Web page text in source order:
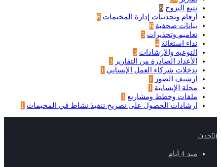
تتبع النزوح 8
أرقام وتحديثات إدارة المخيمات 6
بيانات صحفية 6
تعاميم وتحذيرات 5
نداء استغاثة 4
التوعية والأرشادات 3
الأعداد الصادرة من التقارير 3
تدخلات شركاء العمل الإنساني 1
ارشيف الصور
1
مجلة الإنسانية 1
ملفات وخطط ومشاريع 1
ارشادات الحصول على تصريح تنفيذ نشاط في المخيمات 1
الأحدث
منذ 4 أيام